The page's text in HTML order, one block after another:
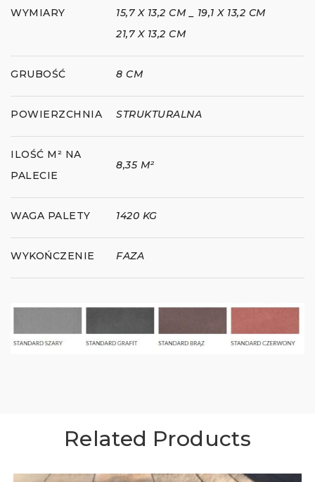
WYMIARY
15,7 X 13,2 CM _ 19,1 X 13,2 CM
21,7 X 13,2 CM
GRUBOŚĆ 8 CM
POWIERZCHNIA STRUKTURALNA
ILOŚĆ M² NA
PALECIE
8,35 M²
WAGA PALETY 1420 KG
WYKOŃCZENIE FAZA
Related Products